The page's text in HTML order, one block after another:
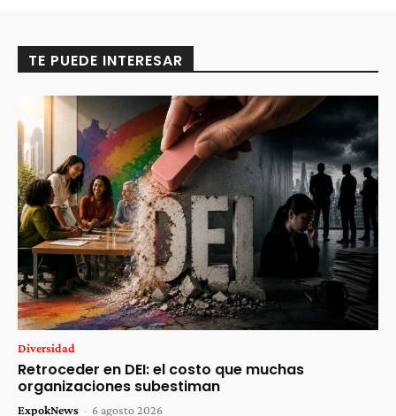
TE PUEDE INTERESAR
Diversidad
Retroceder en DEI: el costo que muchas
organizaciones subestiman
ExpokNews - 6 agosto 2026